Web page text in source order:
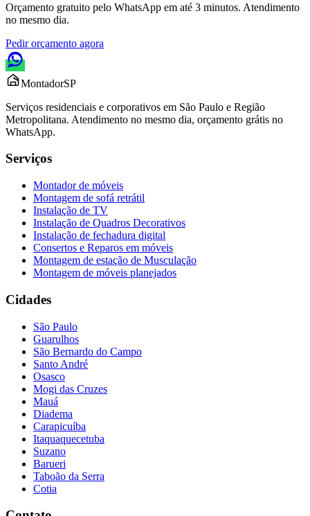
Orçamento gratuito pelo WhatsApp em até 3 minutos. Atendimento
no mesmo dia.
Pedir orçamento agora
MontadorSP
Serviços residenciais e corporativos em São Paulo e Região
Metropolitana. Atendimento no mesmo dia, orçamento grátis no
WhatsApp.
Serviços
Montador de móveis
Montagem de sofá retrátil
Instalação de TV
Instalação de Quadros Decorativos
Instalação de fechadura digital
Consertos e Reparos em móveis
Montagem de estação de Musculação
Montagem de móveis planejados
Cidades
São Paulo
Guarulhos
São Bernardo do Campo
Santo André
Osasco
Mogi das Cruzes
Mauá
Diadema
Carapicuíba
Itaquaquecetuba
Suzano
Barueri
Taboão da Serra
Cotia